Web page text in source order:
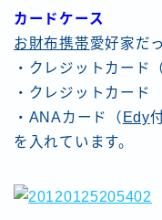
カードケース
お財布携帯愛好家だ
・クレジットカード（
・クレジットカード
・ANAカード（ Edy
を入れています。